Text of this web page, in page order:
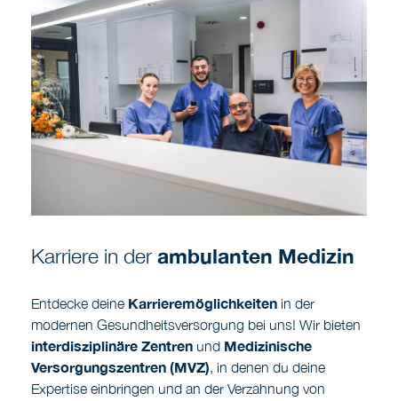
Karriere in derambulanten Medizin
Entdecke deine Karrieremöglichkeiten in der
modernen Gesundheitsversorgung bei uns! Wir bieten
interdisziplinäre Zentren und Medizinische
Versorgungszentren (MVZ), in denen du deine
Expertise einbringen und an der Verzahnung von